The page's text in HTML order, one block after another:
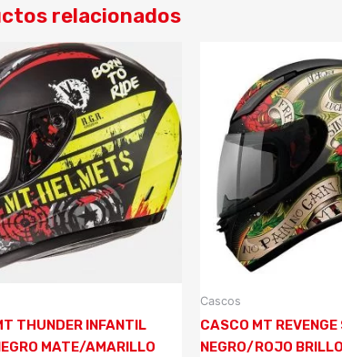
relacionados
THUNDER INFANTIL
MATE/AMARILLO
Cascos
CASCO MT
NEGRO/ROJO BRILLO